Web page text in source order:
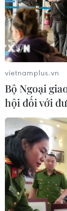
Sân bay
dừng tất cả
Cảng Hàng
khai tất cả các
các phương
Nội Bài.
vietnamplus.vn
Bộ Ngoại
hội đối với